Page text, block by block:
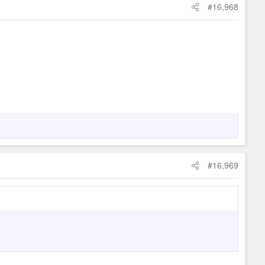
#16,968
#16,969